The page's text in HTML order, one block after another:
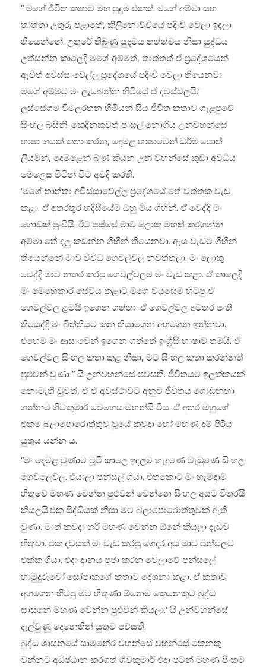
” මගේ ජීවිත කතාව මහ පුදුම එකක්. මගේ අම්මා සහ
තාත්තා උතුරු පළාතේ, කිලිනොච්චියේ පදිංචි වෙලා ඉඳලා
තියෙන්නේ. උතුරේ තිබුණු යුදමය තත්ත්වය නිසා යුද්ධය
උත්සන්න කාලෙදි මගේ අම්මත්, තාත්තත් ඒ ප්‍රදේශයෙන්
ඇවිත් අවිස්සාවේල්ල ප්‍රදේශයේ පදිංචි වෙලා තියෙනවා.
මගේ අම්මට මං ලැබෙන්න හිටියේ ඒ දවස්වලයි.‘
ලස්සේගම විමලරතන හිමියන් සිය ජීවිත කතාව ගැළපුවේ
සිංහල බසිනි. කෙදිනකවත් පාසල් නොගිය උන්වහන්සේ
භාෂා හයක් කතා කරන, දෙමළ භාෂාවෙන් ධර්ම පොත්
ලියමින්, දෙමළෙන් බණ කියන උන් වහන්සේ කුඩා අවධිය
මෙලෙස විටින් විට අවදි කරති.
‘මගේ තාත්තා අවිස්සාවේල්ල ප්‍රදේශයේ තේ වත්තක වැඩ
කළා. ඒ අතරතුර හදිසියේම ඔහු මිය ගිහින්. ඒ වෙද්දි මං
ගොඩක් පුංචියි. ඊට පස්සේ මාව ලොකු මහත් කරගන්න
අම්මා තේ දලු කඩන්න ගිහින් තියෙනවා. ඇය වැඩට ගිහින්
තියෙන්නේ මාව විවිධ ගෙවල්වල නවත්තලා. මං ලොකු
වෙද්දි මාව නතර කරපු ගෙවල්වලම මං වැඩ කළා. ඒ කාලෙදි
මං මෙහෙකාර සේවය කළාට මගෙ වයසෙම හිටපු ඒ
ගෙවල්වල ළමයි ඉගෙන ගත්තා. ඒ ගෙවල්වල අමතර පංති
තියෙද්දි මං බිත්තියට කන තියාගෙන අහගෙන ඉන්නවා.
එහෙම මං ආසාවෙන් ඉගෙන ගත්තේ ඉංග්‍රීසි භාෂාව තමයි. ඒ
ගෙවල්වල සිංහල කතා කළ නිසා, මට සිංහල කතා කරන්නත්
පුළුවන් වුණා ” යි උන්වහන්සේ පවසති. ජීවිතයට ඉලක්කයක්
නොමැති වුවත්, ඒ ඒ අවස්ථාවට අනුව ජීවිතය ගොඩනඟා
ගන්නට ශිවකුමාර් වෙහෙස මහන්සි විය. ඒ අතර ඔහුගේ
එකම බලාපොරොත්තුව වූයේ කවදා හෝ මහණ දම් පිරිය
යුතුය යන්න ය.
“මං දෙමළ වුණාට චූටි කාලෙ ඉඳලම හැදුණෙ වැඩුණෙ සිංහල
ගෙවල‍ෙවල. එයාලා පන්සල් ගියා. එතකොට මං හැමදාම
හිතුවේ මහණ වෙන්න පුළුවන් වෙන්නෙ සිංහල අයට විතරයි
කියලයි.එක සිද්ධියක් නිසා මට බලාපොරොත්තුවක් ඇති
වුණා. මාත් කවදා හරි මහණ වෙන්න ඕනේ කියලා දැඩිව
හිතුවා. එක දවසක් මං වැඩ කරපු ගෙදර අය මාව පන්සලට
එක්ක ගියා. එදා දානය පූජා කරන වෙලාවේ පන්සලේ
හාමුදුරුවෝ සෝපාකගේ කතාව දේශනා කළා. ඒ කතාව
අහගෙන හිටපු මට හිතුණා ඕනෙම කෙනෙකුට බුද්ධ
සාසනේ මහණ වෙන්න පුළුවන් කියලා.‘ යි උන්වහන්සේ
දැල්වුණු දෙනෙතින් යුතුව පවසති.
බුද්ධ ශාසනයේ සාමනේර වහන්සේ වහන්සේ කෙනකු
වන්නට අධිෂ්ඨාන කරගත් ශිවකුමාර් එදා පටන් මහණ පිංකම